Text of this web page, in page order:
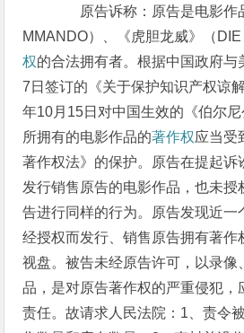
原告诉称：原告是电影作
MMANDO）、《虎胆龙威》（
权的合法拥有者。根据中国政府与
7日签订的《关于保护知识产权谅
年10月15日对中国生效的《伯尔
所拥有的电影作品的著作权应当受
著作权法》的保护。原告在提起诉
发行销售原告的电影作品，也未授
告进行同样的行为。原告发现近一
经授权而发行、销售原告拥有著作
视盘。被告未经原告许可，以录像
品，是对原告著作权的严重侵犯，
责任。故请求人民法院：1、责令